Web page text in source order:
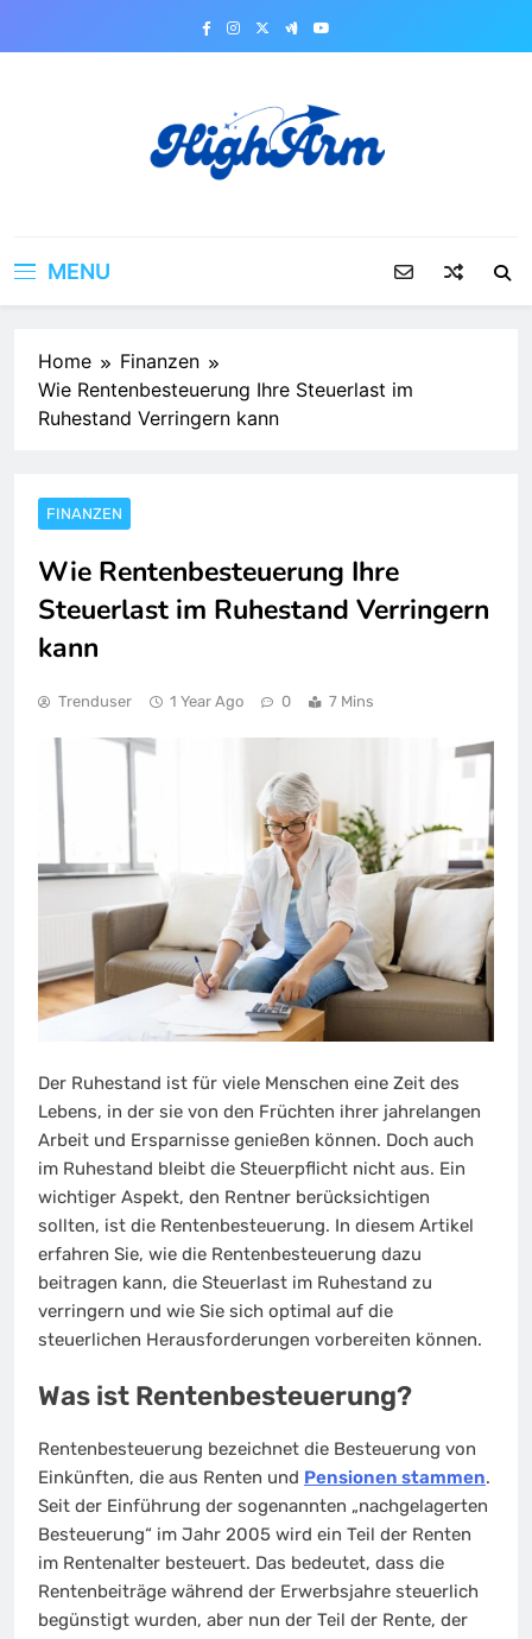
MENU
Home
Finanzen
Wie Rentenbesteuerung Ihre Steuerlast im
Ruhestand Verringern kann
FINANZEN
Wie Rentenbesteuerung Ihre
Steuerlast im Ruhestand Verringern
kann
Trenduser 1 Year Ago 0 7 Mins
Der Ruhestand ist für viele Menschen eine Zeit des
Lebens, in der sie von den Früchten ihrer jahrelangen
Arbeit und Ersparnisse genießen können. Doch auch
im Ruhestand bleibt die Steuerpflicht nicht aus. Ein
wichtiger Aspekt, den Rentner berücksichtigen
sollten, ist die Rentenbesteuerung. In diesem Artikel
erfahren Sie, wie die Rentenbesteuerung dazu
beitragen kann, die Steuerlast im Ruhestand zu
verringern und wie Sie sich optimal auf die
steuerlichen Herausforderungen vorbereiten können.
Was ist Rentenbesteuerung?
Rentenbesteuerung bezeichnet die Besteuerung von
Einkünften, die aus Renten und Pensionen stammen.
Seit der Einführung der sogenannten „nachgelagerten
Besteuerung“ im Jahr 2005 wird ein Teil der Renten
im Rentenalter besteuert. Das bedeutet, dass die
Rentenbeiträge während der Erwerbsjahre steuerlich
begünstigt wurden, aber nun der Teil der Rente, der